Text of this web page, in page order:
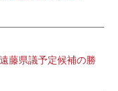
藤県議予定候補の勝